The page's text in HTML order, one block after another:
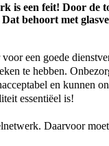
is een feit! Door
behoort met
een goede
te hebben.
en kunnen
essentiëel is!
Daarvoor